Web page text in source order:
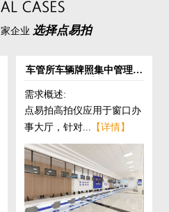
家企业 选择点易拍
车管所车辆牌照集中管理解
需求概述:
点易拍高拍仪应用于窗口办
事大厅，针对... 【详情】